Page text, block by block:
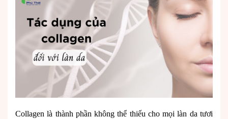
Collagen là thành phần không thể thiếu cho mọi làn da tươi